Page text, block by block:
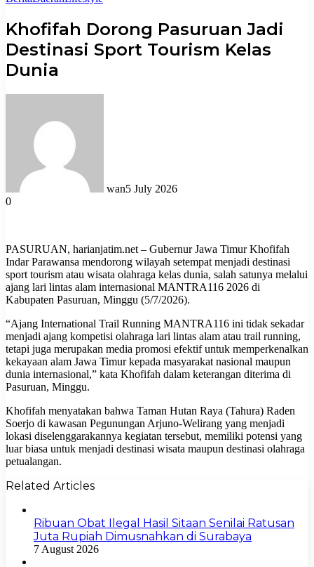
Khofifah Dorong Pasuruan Jadi
Destinasi Sport Tourism Kelas
Dunia
wan5 July 2026
0
PASURUAN, harianjatim.net – Gubernur Jawa Timur Khofifah
Indar Parawansa mendorong wilayah setempat menjadi destinasi
sport tourism atau wisata olahraga kelas dunia, salah satunya melalui
ajang lari lintas alam internasional MANTRA116 2026 di
Kabupaten Pasuruan, Minggu (5/7/2026).
“Ajang International Trail Running MANTRA116 ini tidak sekadar
menjadi ajang kompetisi olahraga lari lintas alam atau trail running,
tetapi juga merupakan media promosi efektif untuk memperkenalkan
kekayaan alam Jawa Timur kepada masyarakat nasional maupun
dunia internasional,” kata Khofifah dalam keterangan diterima di
Pasuruan, Minggu.
Khofifah menyatakan bahwa Taman Hutan Raya (Tahura) Raden
Soerjo di kawasan Pegunungan Arjuno-Welirang yang menjadi
lokasi diselenggarakannya kegiatan tersebut, memiliki potensi yang
luar biasa untuk menjadi destinasi wisata maupun destinasi olahraga
petualangan.
Related Articles
Ribuan Obat Ilegal Hasil Sitaan Senilai Ratusan
Juta Rupiah Dimusnahkan di Surabaya
7 August 2026